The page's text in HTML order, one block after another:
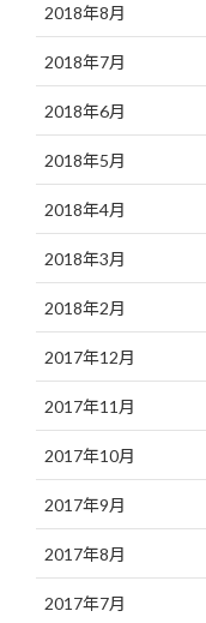
2018年8月
2018年7月
2018年6月
2018年5月
2018年4月
2018年3月
2018年2月
2017年12月
2017年11月
2017年10月
2017年9月
2017年8月
2017年7月